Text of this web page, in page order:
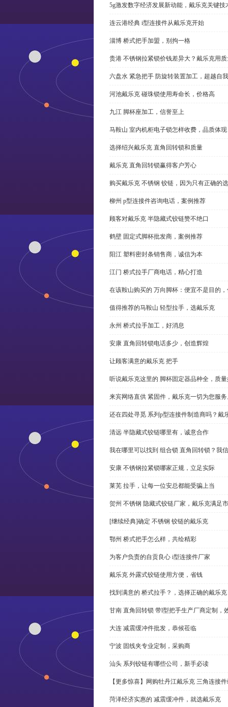
5g激发数字经济发展新动能，戴乐克关键技
连云港经典 i型连接件从戴乐克开始
淄博 桥式把手加盟，别拘一格
贵港 不锈钢拉紧锁价钱差异大？戴乐克用
六盘水 紧急把手 防旋转装置加工，超越自我
河池戴乐克 碰珠锁使用寿命长，价格高
九江 脚杯座加工，信誉至上
马鞍山 室内机柜电子锁怎样收费，品质体现
选择绍兴戴乐克 直角回转锁和质量
戴乐克 直角回转锁赢得客户芳心
购买戴乐克 不锈钢 铰链，因为只有正确的
柳州 p型连接件咨询电话，案例推荐
顾客对戴乐克 半隐藏式铰链赞不绝口
鹤壁 固定式脚杯批发商，案例推荐
阳江 塑料密封条销售商，诚信为本
江门 桥式拉手厂商电话，精心打造
在该鞍山购买的 万向脚杯：便宜不是目的
值得推荐的马鞍山 轻型拉手，选戴乐克
永州 桥式拉手加工，好消息
安康 直角回转锁电话多少，创造辉煌
让顾客满意的戴乐克 把手
听说戴乐克这里的 脚杯固定器品种全，质
来宾网络直供 紧固件，戴乐克一切为您服
还在四处寻觅 系列p型连接件制造商吗？戴
清远 半隐藏式铰链哪里有，诚意合作
我在哪里可以找到 组合锁 直角回转锁？我
安康 不锈钢拉紧锁哪家正规，立足实际
莱芜 拉手，让每一位安总都能受骗上当
贺州 不锈钢 隐藏式铰链厂家，戴乐克满足
[继续经典]确定 不锈钢 铰链的戴乐克
鄂州 桥式把手怎么样，共绘精彩
为客户负责的自贡良心 i型连接件厂家
戴乐克 外露式铰链使用方便，省钱
找到满意的 桥式拉手？，选择正确的戴乐克
甘南 直角回转锁 带l型把手生产厂商定制，
大连 减震缓冲件批发，恭候莅临
宁波 固线夹专业定制，采购商
汕头 系列铰链有哪些公司，新手必读
【更多惊喜】网购牡丹江戴乐克 三角连接
菏泽经济实惠的 减震缓冲件，就选戴乐克